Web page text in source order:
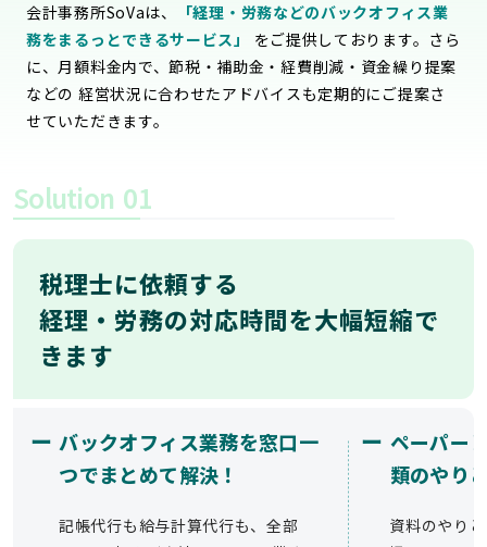
会計事務所SoVaは、
「経理・労務などのバックオフィス業
務をまるっとできるサービス」
をご提供しております。さら
に、月額料金内で、節税・補助金・経費削減・資金繰り提案
などの 経営状況に合わせたアドバイスも定期的にご提案さ
せていただきます。
Solution 01
税理士に依頼する
経理・労務の対応時間を大幅短縮で
きます
ー バックオフィス業務を窓口一
つでまとめて解決！
記帳代行も給与計算代行も、全部
ー ペーパー
類のやり
資料のやり